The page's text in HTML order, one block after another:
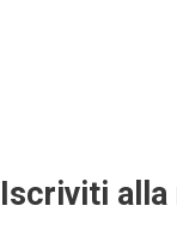
Iscriviti